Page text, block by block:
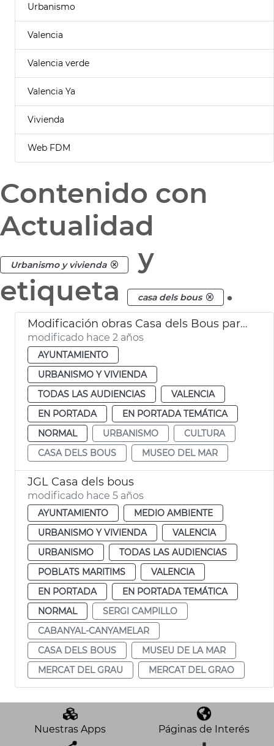
Urbanismo
Valencia
Valencia verde
Valencia Ya
Vivienda
Web FDM
Contenido con
Actualidad
Urbanismo y vivienda
y
etiqueta
casa dels bous .
Modificación obras Casa dels Bous para albergar Museo del Mar
modificado hace 2 años
AYUNTAMIENTO
URBANISMO Y VIVIENDA
TODAS LAS AUDIENCIAS
VALENCIA
EN PORTADA
EN PORTADA TEMÁTICA
NORMAL
URBANISMO
CULTURA
CASA DELS BOUS
MUSEO DEL MAR
JGL Casa dels bous
modificado hace 5 años
AYUNTAMIENTO
MEDIO AMBIENTE
URBANISMO Y VIVIENDA
VALENCIA
URBANISMO
TODAS LAS AUDIENCIAS
POBLATS MARITIMS
VALENCIA
EN PORTADA
EN PORTADA TEMÁTICA
NORMAL
SERGI CAMPILLO
CABANYAL-CANYAMELAR
CASA DELS BOUS
MUSEU DE LA MAR
MERCAT DEL GRAU
MERCAT DEL GRAO
Nuestras Apps Páginas de Interés